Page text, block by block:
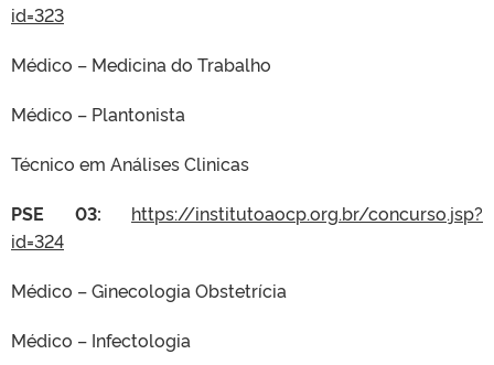
id=323
Médico – Medicina do Trabalho
Médico – Plantonista
Técnico em Análises Clinicas
PSE 03:
https://institutoaocp.org.br/concurso.jsp?
id=324
Médico – Ginecologia Obstetrícia
Médico – Infectologia